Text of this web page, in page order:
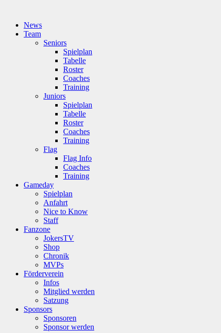
News
Team
Seniors
Spielplan
Tabelle
Roster
Coaches
Training
Juniors
Spielplan
Tabelle
Roster
Coaches
Training
Flag
Flag Info
Coaches
Training
Gameday
Spielplan
Anfahrt
Nice to Know
Staff
Fanzone
JokersTV
Shop
Chronik
MVPs
Förderverein
Infos
Mitglied werden
Satzung
Sponsors
Sponsoren
Sponsor werden